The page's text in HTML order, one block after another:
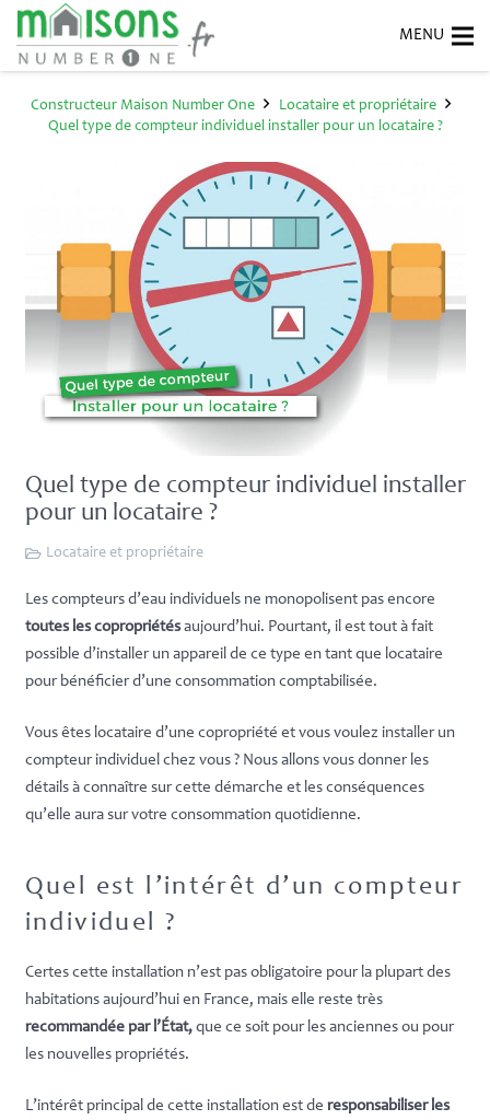
Constructeur Maison Number One
Locataire et propriétaire
Quel type de compteur individuel installer pour un locataire ?
Quel type de compteur individuel installer
pour un locataire ?
Locataire et propriétaire
Les compteurs d’eau individuels ne monopolisent pas encore
toutes les copropriétésaujourd’hui. Pourtant, il est tout à fait
possible d’installer un appareil de ce type en tant que locataire
pour bénéficier d’une consommation comptabilisée.
Vous êtes locataire d’une copropriété et vous voulez installer un
compteur individuel chez vous ? Nous allons vous donner les
détails à connaître sur cette démarche et les conséquences
qu’elle aura sur votre consommation quotidienne.
Quel est l’intérêt d’un compteur
individuel ?
Certes cette installation n’est pas obligatoire pour la plupart des
habitations aujourd’hui en France, mais elle reste très
recommandée par l’État,que ce soit pour les anciennes ou pour
les nouvelles propriétés.
L’intérêt principal de cette installation est de responsabiliser les